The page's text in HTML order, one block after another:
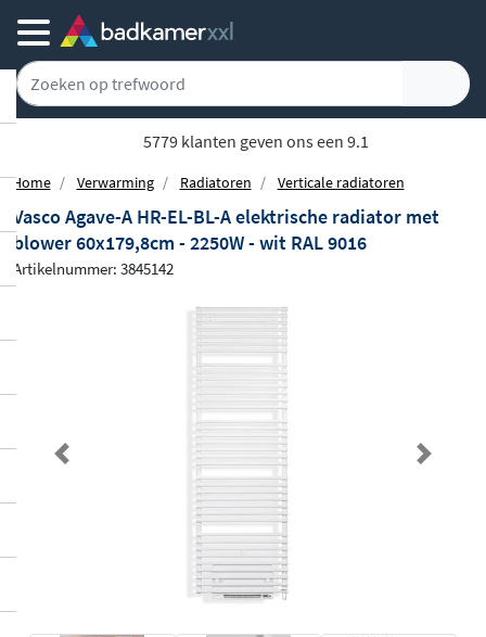
5779 klanten geven ons een 9.1
Home Verwarming Radiatoren Verticale radiatoren
Vasco Agave-A HR-EL-BL-A elektrische radiator met
blower 60x179,8cm - 2250W - wit RAL 9016
Artikelnummer: 3845142
Previous Next